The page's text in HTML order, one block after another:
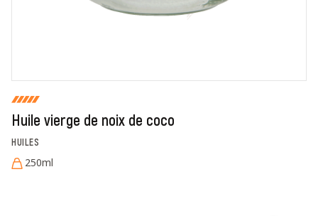
Huile vierge de noix de coco
HUILES
250ml